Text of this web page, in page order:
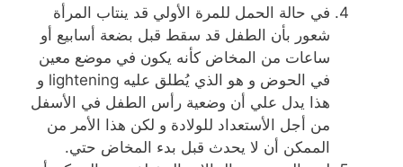
في حالة الحمل للمرة الأولي قد ينتاب المرأة
شعور بأن الطفل قد سقط قبل بضعة أسابيع أو
ساعات من المخاض كأنه يكون في موضع معين
في الحوض و هو الذي يُطلق عليه lightening و
هذا يدل علي أن وضعية رأس الطفل في الأسفل
من أجل الأستعداد للولادة و لكن هذا الأمر من
الممكن أن لا يحدث قبل بدء المخاض حتي.